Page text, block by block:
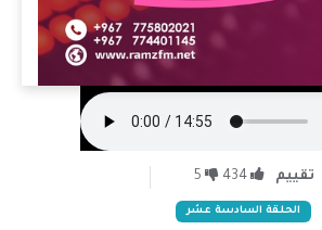
تقييم 434
5
الحلقة السادسة عشر